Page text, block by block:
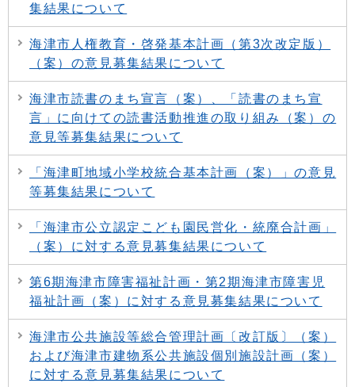
集結果について
海津市人権教育・啓発基本計画（第3次改定版）
（案）の意見募集結果について
海津市読書のまち宣言（案）、「読書のまち宣
言」に向けての読書活動推進の取り組み（案）の
意見等募集結果について
「海津町地域小学校統合基本計画（案）」の意見
等募集結果について
「海津市公立認定こども園民営化・統廃合計画」
（案）に対する意見募集結果について
第6期海津市障害福祉計画・第2期海津市障害児
福祉計画（案）に対する意見募集結果について
海津市公共施設等総合管理計画〔改訂版〕（案）
および海津市建物系公共施設個別施設計画（案）
に対する意見募集結果について